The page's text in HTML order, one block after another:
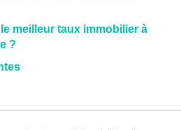
meilleur taux immobilier à
?